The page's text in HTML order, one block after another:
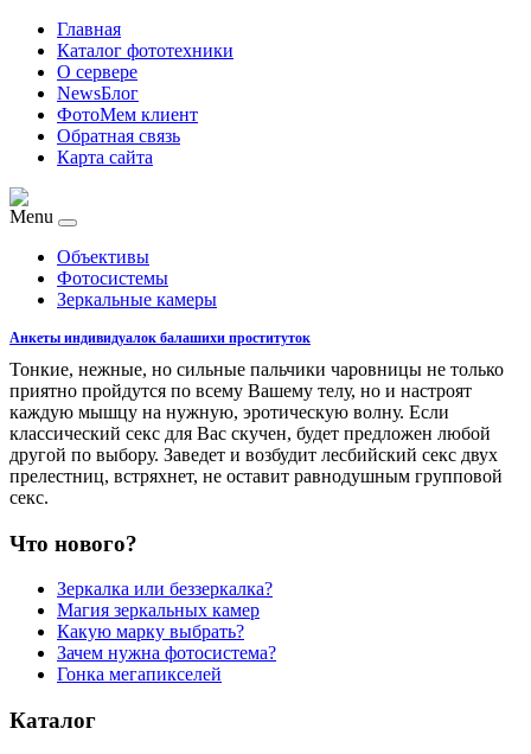
Главная
Каталог фототехники
О сервере
NewsБлог
ФотоМем клиент
Обратная связь
Карта сайта
Menu
Объективы
Фотосистемы
Зеркальные камеры
Анкеты индивидуалок балашихи проституток
Тонкие, нежные, но сильные пальчики чаровницы не только
приятно пройдутся по всему Вашему телу, но и настроят
каждую мышцу на нужную, эротическую волну. Если
классический секс для Вас скучен, будет предложен любой
другой по выбору. Заведет и возбудит лесбийский секс двух
прелестниц, встряхнет, не оставит равнодушным групповой
секс.
Что нового?
Зеркалка или беззеркалка?
Магия зеркальных камер
Какую марку выбрать?
Зачем нужна фотосистема?
Гонка мегапикселей
Каталог